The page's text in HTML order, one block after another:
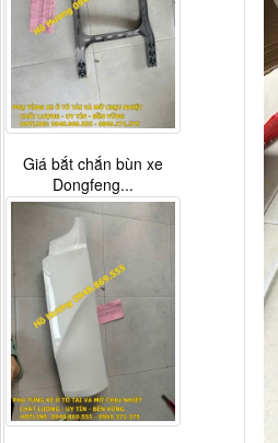
Giá bắt chắn bùn xe
Dongfeng...